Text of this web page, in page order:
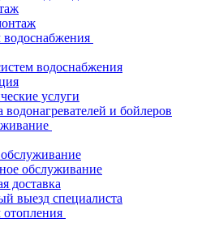
водоснабжения
услуги
водонагревателей и бойлеров
обслуживание
доставка
выезд специалиста